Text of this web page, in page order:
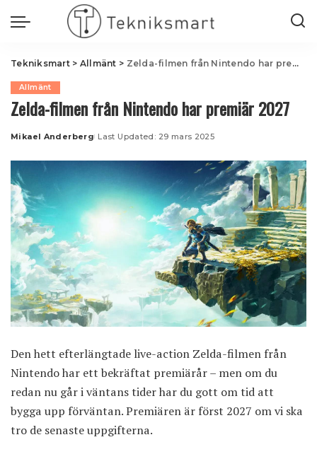
Tekniksmart> Allmänt > Zelda-filmen från Nintendo har premiär 2027
Allmänt
Zelda-filmen från Nintendo har premiär 2027
Posted
Mikael Anderberg Last Updated: 29 mars 2025
Den hett efterlängtade live-action Zelda-filmen från
Nintendo har ett bekräftat premiärår – men om du
redan nu går i väntans tider har du gott om tid att
bygga upp förväntan. Premiären är först 2027 om vi ska
tro de senaste uppgifterna.